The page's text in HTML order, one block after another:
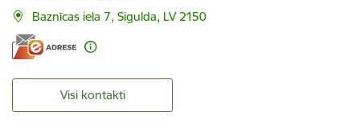
Baznīcas iela 7, Sigulda, LV 2150
Visi kontakti